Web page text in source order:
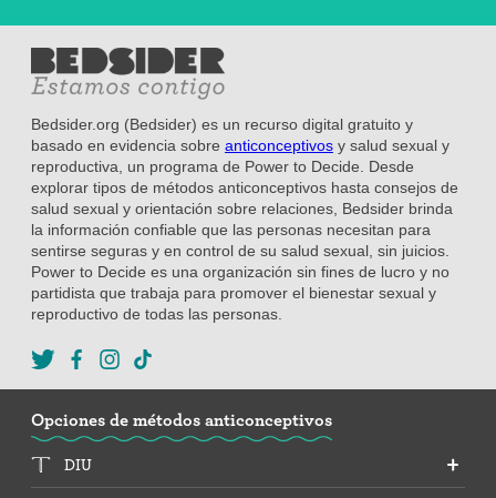
Bedsider.org (Bedsider) es un recurso digital gratuito y
basado en evidencia sobre anticonceptivos y salud sexual y
reproductiva, un programa de Power to Decide. Desde
explorar tipos de métodos anticonceptivos hasta consejos de
salud sexual y orientación sobre relaciones, Bedsider brinda
la información confiable que las personas necesitan para
sentirse seguras y en control de su salud sexual, sin juicios.
Power to Decide es una organización sin fines de lucro y no
partidista que trabaja para promover el bienestar sexual y
reproductivo de todas las personas.
Opciones de métodos anticonceptivos
DIU